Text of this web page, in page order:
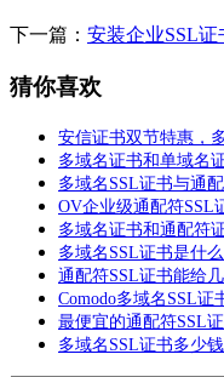
下一篇： 安装企业SSL
猜你喜欢
安信证书双节特惠，
多域名证书和单域名
多域名SSL证书与通
OV企业级通配符SSL
多域名证书和通配符
多域名SSL证书是什
通配符SSL证书能给
Comodo多域名SSL证
最便宜的通配符SSL
多域名SSL证书多少